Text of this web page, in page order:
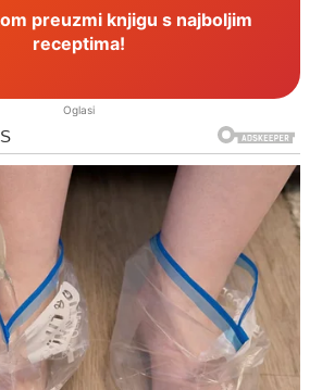
preuzmi knjigu s najboljim
receptima!
Oglasi